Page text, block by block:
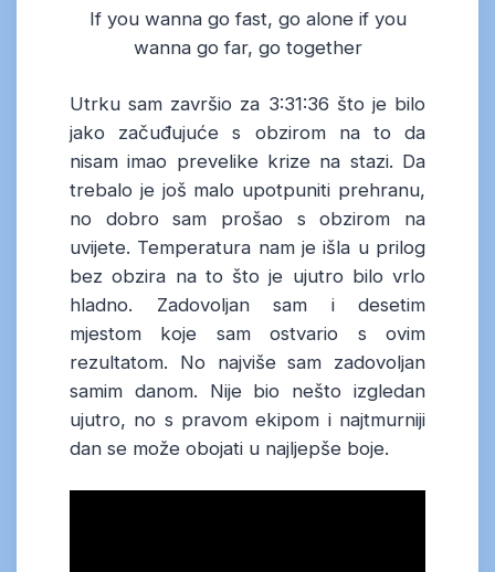
If you wanna go fast, go alone if you
wanna go far, go together
Utrku sam završio za 3:31:36 što je bilo
jako začuđujuće s obzirom na to da
nisam imao prevelike krize na stazi. Da
trebalo je još malo upotpuniti prehranu,
no dobro sam prošao s obzirom na
uvijete. Temperatura nam je išla u prilog
bez obzira na to što je ujutro bilo vrlo
hladno. Zadovoljan sam i desetim
mjestom koje sam ostvario s ovim
rezultatom. No najviše sam zadovoljan
samim danom. Nije bio nešto izgledan
ujutro, no s pravom ekipom i najtmurniji
dan se može obojati u najljepše boje.